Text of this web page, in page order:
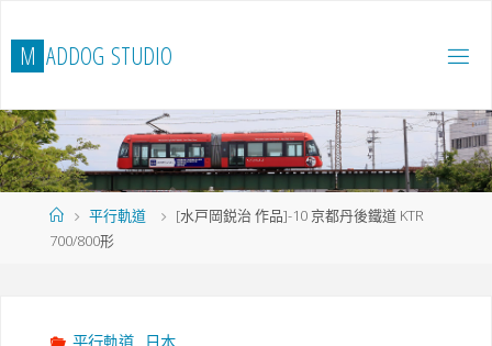
to
content
M ADDOG STUDIO
Home平行軌道
[水戸岡鋭治 作品]-10 京都丹後鐵道 KTR
700/800形